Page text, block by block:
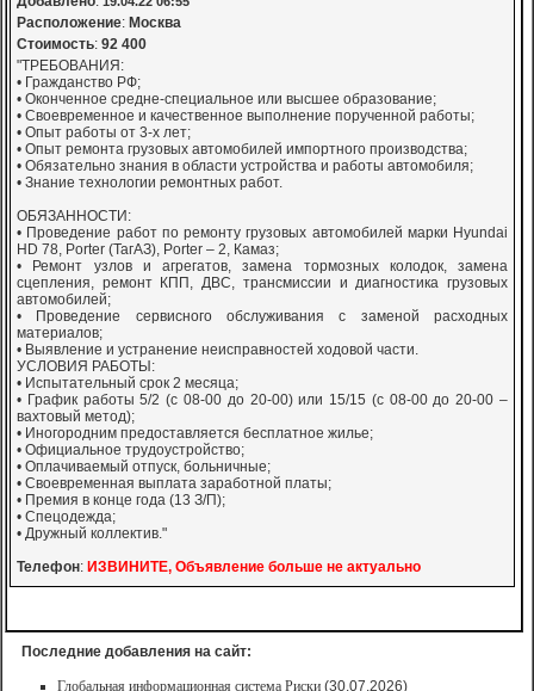
Расположение: Москва
Стоимость: 92 400
"ТРЕБОВАНИЯ:
• Гражданство РФ;
• Оконченное средне-специальное или высшее образование;
• Своевременное и качественное выполнение порученной работы;
• Опыт работы от 3-х лет;
• Опыт ремонта грузовых автомобилей импортного производства;
• Обязательно знания в области устройства и работы автомобиля;
• Знание технологии ремонтных работ.
ОБЯЗАННОСТИ:
• Проведение работ по ремонту грузовых автомобилей марки Hyundai
HD 78, Porter (ТагАЗ), Porter – 2, Камаз;
• Ремонт узлов и агрегатов, замена тормозных колодок, замена
сцепления, ремонт КПП, ДВС, трансмиссии и диагностика грузовых
автомобилей;
• Проведение сервисного обслуживания с заменой расходных
материалов;
• Выявление и устранение неисправностей ходовой части.
УСЛОВИЯ РАБОТЫ:
• Испытательный срок 2 месяца;
• График работы 5/2 (с 08-00 до 20-00) или 15/15 (с 08-00 до 20-00 –
вахтовый метод);
• Иногородним предоставляется бесплатное жилье;
• Официальное трудоустройство;
• Оплачиваемый отпуск, больничные;
• Своевременная выплата заработной платы;
• Премия в конце года (13 З/П);
• Спецодежда;
• Дружный коллектив."
Телефон: ИЗВИНИТЕ, Объявление больше не актуально
Последние добавления на сайт:
Глобальная информационная система Риски (30.07.2026)